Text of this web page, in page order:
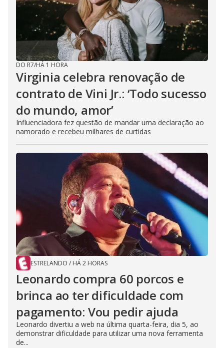
DO R7/HÁ 1 HORA
Virginia celebra renovação de
contrato de Vini Jr.: ‘Todo sucesso
do mundo, amor’
Influenciadora fez questão de mandar uma declaração ao
namorado e recebeu milhares de curtidas
ESTRELANDO / HÁ 2 HORAS
Leonardo compra 60 porcos e
brinca ao ter dificuldade com
pagamento: Vou pedir ajuda
Leonardo divertiu a web na última quarta-feira, dia 5, ao
demonstrar dificuldade para utilizar uma nova ferramenta
de...